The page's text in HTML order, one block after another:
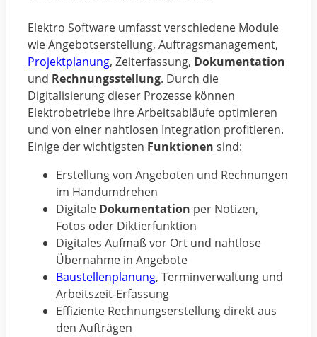
Elektro Software umfasst verschiedene Module
wie Angebotserstellung, Auftragsmanagement,
Projektplanung, Zeiterfassung, Dokumentation
und Rechnungsstellung. Durch die
Digitalisierung dieser Prozesse können
Elektrobetriebe ihre Arbeitsabläufe optimieren
und von einer nahtlosen Integration profitieren.
Einige der wichtigsten Funktionen sind:
Erstellung von Angeboten und Rechnungen
im Handumdrehen
Digitale Dokumentation per Notizen,
Fotos oder Diktierfunktion
Digitales Aufmaß vor Ort und nahtlose
Übernahme in Angebote
Baustellenplanung, Terminverwaltung und
Arbeitszeit-Erfassung
Effiziente Rechnungserstellung direkt aus
den Aufträgen